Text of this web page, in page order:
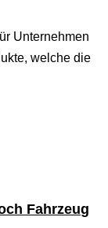
Unternehmen
welche die
Fahrzeug